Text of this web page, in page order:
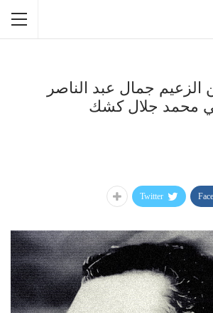
جمال عبد الناصر
محمد جلال كشك
Twitter